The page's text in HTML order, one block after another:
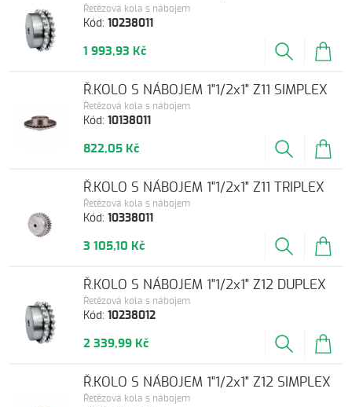
Kód:10238011
Řetězová kola s nábojem
1 993,93 Kč
Kód:10138011
Řetězová kola s nábojem
Ř.KOLO S NÁBOJEM 1"1/2x1" Z11 SIMPLEX
822,05 Kč
Kód:10338011
Řetězová kola s nábojem
Ř.KOLO S NÁBOJEM 1"1/2x1" Z11 TRIPLEX
3 105,10 Kč
Kód:10238012
Řetězová kola s nábojem
Ř.KOLO S NÁBOJEM 1"1/2x1" Z12 DUPLEX
2 339,99 Kč
Řetězová kola s nábojem
Ř.KOLO S NÁBOJEM 1"1/2x1" Z12 SIMPLEX